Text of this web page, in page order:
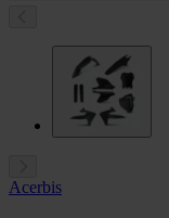
Acerbis